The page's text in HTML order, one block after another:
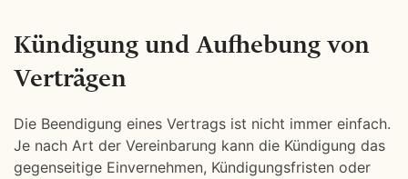
Kündigung und Aufhebung von
Verträgen
Die Beendigung eines Vertrags ist nicht immer einfach.
Je nach Art der Vereinbarung kann die Kündigung das
gegenseitige Einvernehmen, Kündigungsfristen oder